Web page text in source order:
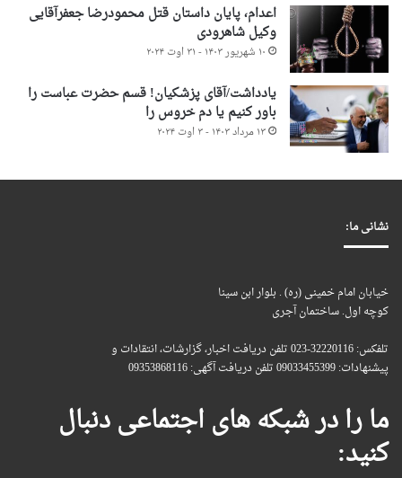
اعدام، پایان داستان قتل محمودرضا جعفرآقایی
وکیل شاهرودی
۱۰ شهریور ۱۴۰۳ - ۳۱ اوت ۲۰۲۴
یادداشت/آقای پزشکیان! قسم حضرت عباست را
باور کنیم یا دم خروس را
۱۳ مرداد ۱۴۰۳ - ۳ اوت ۲۰۲۴
نشانی ما:
خیابان امام خمینی (ره) . بلوار ابن سینا
کوچه اول. ساختمان آجری
تلفکس: 32220116-023 تلفن دریافت اخبار، گزارشات، انتقادات و
پیشنهادات: 09033455399 تلفن دریافت آگهی: 09353868116
ما را در شبکه های اجتماعی دنبال
کنید: